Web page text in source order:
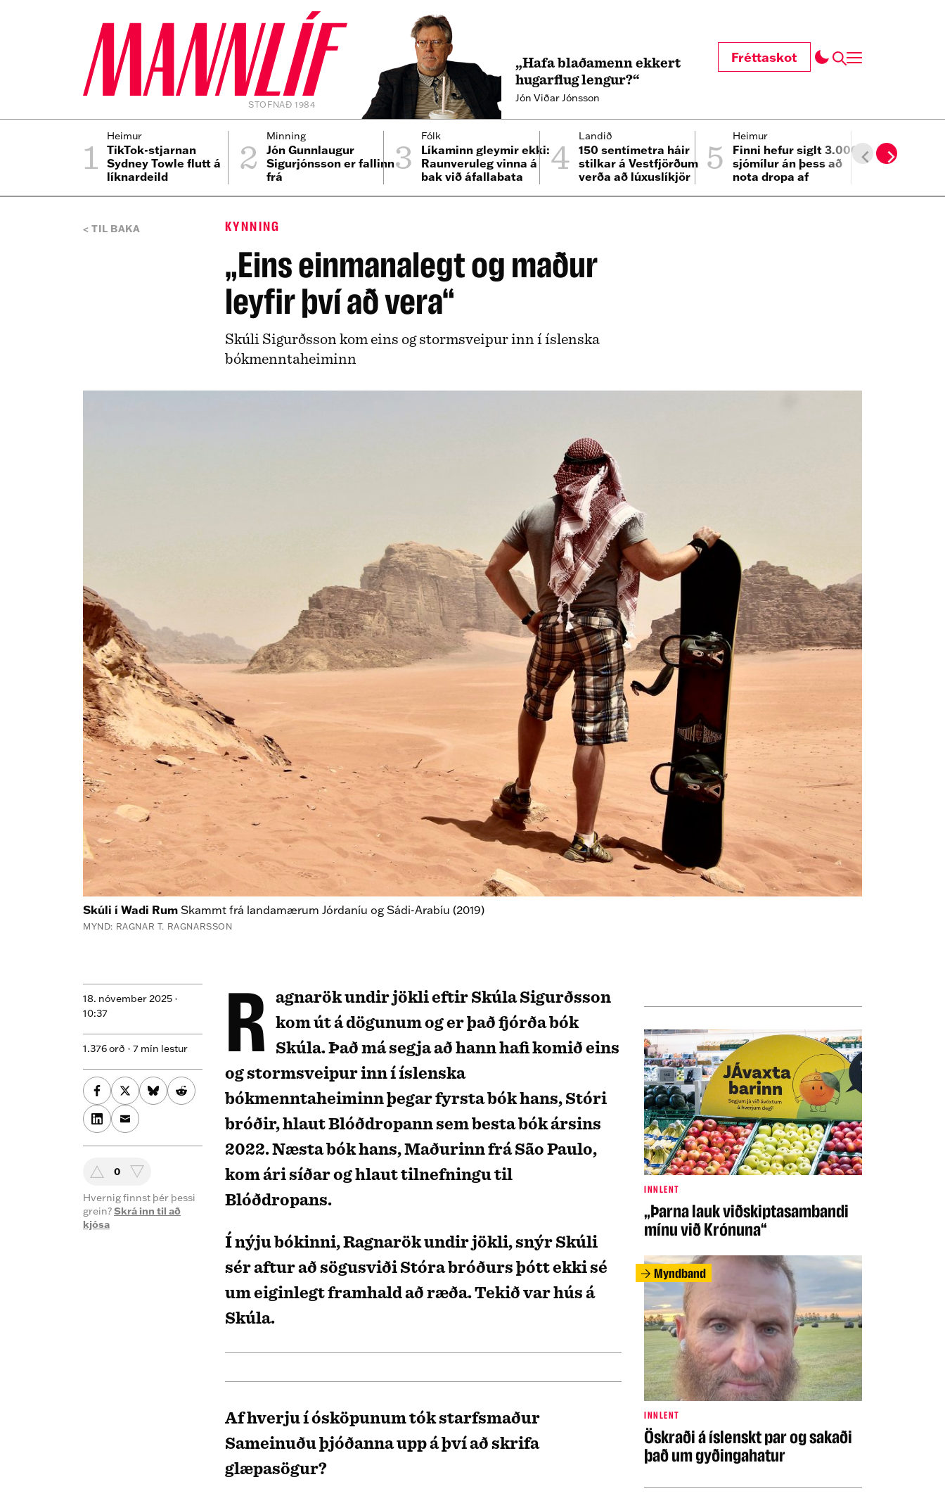
STOFNAÐ 1984
„Hafa blaðamenn ekkert
hugarflug lengur?“
Jón Viðar Jónsson
Fréttaskot
1 Heimur
TikTok-stjarnan
Sydney Towle flutt á
líknardeild
2 Minning
Jón Gunnlaugur
Sigurjónsson er fallinn
frá
3 Fólk
Líkaminn gleymir ekki:
Raunveruleg vinna á
bak við áfallabata
4 Landið
150 sentímetra háir
stilkar á Vestfjörðum
verða að lúxuslíkjör
5 Heimur
Finni hefur siglt 3.000
sjómílur án þess að
nota dropa af
6
Eitt
einbýli
TIL BAKA KYNNING
„Eins einmanalegt og maður
leyfir því að vera“
Skúli Sigurðsson kom eins og stormsveipur inn í íslenska
bókmenntaheiminn
Skúli í Wadi Rum Skammt frá landamærum Jórdaníu og Sádi-Arabíu (2019)
MYND: RAGNAR T. RAGNARSSON
Ragnarök undir jökli eftir Skúla Sigurðsson kom út á dögunum og er það fjórða bók
Skúla. Það má segja að hann hafi komið eins
og stormsveipur inn í íslenska
bókmenntaheiminn þegar fyrsta bók hans, Stóri
bróðir, hlaut Blóðdropann sem besta bók ársins
2022. Næsta bók hans, Maðurinn frá São Paulo,
kom ári síðar og hlaut tilnefningu til
Blóðdropans.
Í nýju bókinni, Ragnarök undir jökli, snýr Skúli
sér aftur að sögusviði Stóra bróðurs þótt ekki sé
um eiginlegt framhald að ræða. Tekið var hús á
Skúla.
Af hverju í ósköpunum tók starfsmaður
Sameinuðu þjóðanna upp á því að skrifa
glæpasögur?
18. nóvember 2025 ·
10:37
1.376 orð · 7 mín lestur
0
Hvernig finnst þér þessi
grein?Skrá inn til að
kjósa
INNLENT
„Þarna lauk viðskiptasambandi
mínu við Krónuna“
Myndband
INNLENT
Öskraði á íslenskt par og sakaði
það um gyðingahatur